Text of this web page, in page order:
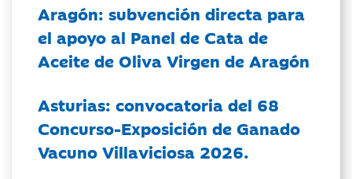
Aragón: subvención directa para
el apoyo al Panel de Cata de
Aceite de Oliva Virgen de Aragón
Asturias: convocatoria del 68
Concurso-Exposición de Ganado
Vacuno Villaviciosa 2026.